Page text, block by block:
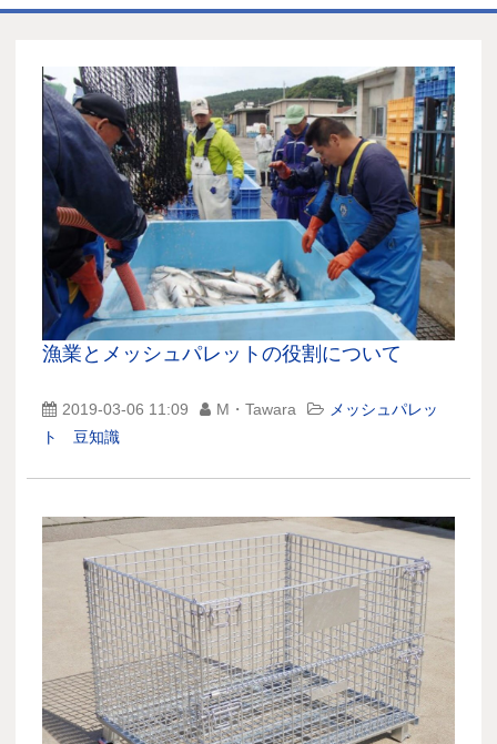
お取引の流れ
製造工場
代理店募集
会社情報
お問い合わせ
漁業とメッシュパレットの役割について
2019-03-06 11:09 M・Tawara
メッシュパレッ
ト 豆知識